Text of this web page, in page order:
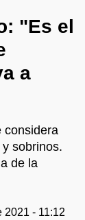
"Es el
a
considera
sobrinos.
de la
2021 - 11:12